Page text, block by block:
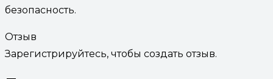
безопасность.
Отзыв
Зарегистрируйтесь, чтобы создать отзыв.